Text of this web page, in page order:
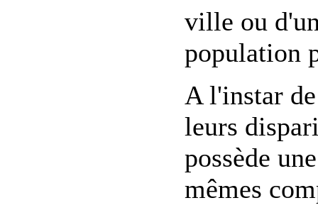
ville ou
population
A l'instar
leurs
possède
mêmes